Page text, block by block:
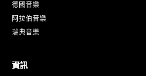
德國音樂
阿拉伯音樂
瑞典音樂
資訊